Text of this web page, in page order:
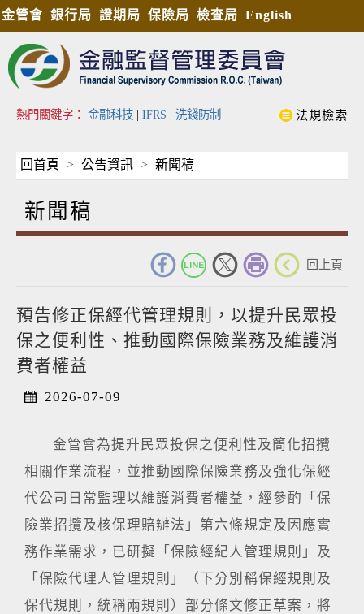
金管會 銀行局 證期局 保險局 檢查局 English
熱門關鍵字： 金融科技 | IFRS | 洗錢防制 法規檢索
回首頁 公告資訊 新聞稿
新聞稿
回上頁
預告修正保經代管理規則，以提升民眾投
保之便利性、推動國際保險業務及維護消
費者權益
2026-07-09
金管會為提升民眾投保之便利性及簡化招攬
相關作業流程，並推動國際保險業務及強化保經
代公司日常監理以維護消費者權益，經參酌「保
險業招攬及核保理賠辦法」第六條規定及因應實
務作業需求，已研擬「保險經紀人管理規則」及
「保險代理人管理規則」（下分別稱保經規則及
保代規則，統稱兩規則）部分條文修正草案，將